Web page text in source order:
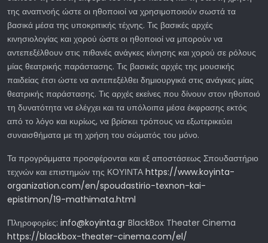
της αναπνοής ώστε οι ηθοποιοί να χρησιμοποιούν σωστά τα
βασικά μέσα της υποκριτικής τέχνης. Τις βασικές αρχές
κινησιολογίας και χορού ώστε οι ηθοποιοί να μπορούν να
αντεπεξέλθουν στις πιθανές ανάγκες κίνησης και χορού σε ρόλους
μίας θεατρικής παράστασης. Τις βασικές αρχές της μουσικής
παιδείας έτσι ώστε να αντεπεξέλθει δημιουργικά στις ανάγκες μίας
θεατρικής παράστασης. Τις αρχές εκείνες που δίνουν στον ηθοποιό
τη δυνατότητα να ελέγχει και τα υπόλοιπα μέσα έκφρασης εκτός
από το λόγο και κυρίως, να βρίσκει τρόπους να εξωτερικεύει
συναισθήματα με τη χρήση του σώματός του μόνο.
Τα προγράμματα προσφέρονται και εξ αποστάσεως Σπουδαστήριο
τεχνών και επιστημών της ΚΟΥΙΝΤΑ https://www.koyinta-
organization.com/en/spoudastirio-texnon-kai-
epistimon/19-mathimata.html
Πληροφορίες: info@koyinta.gr BlackBox Theater Cinema
https://blackbox-theater-cinema.com/el/